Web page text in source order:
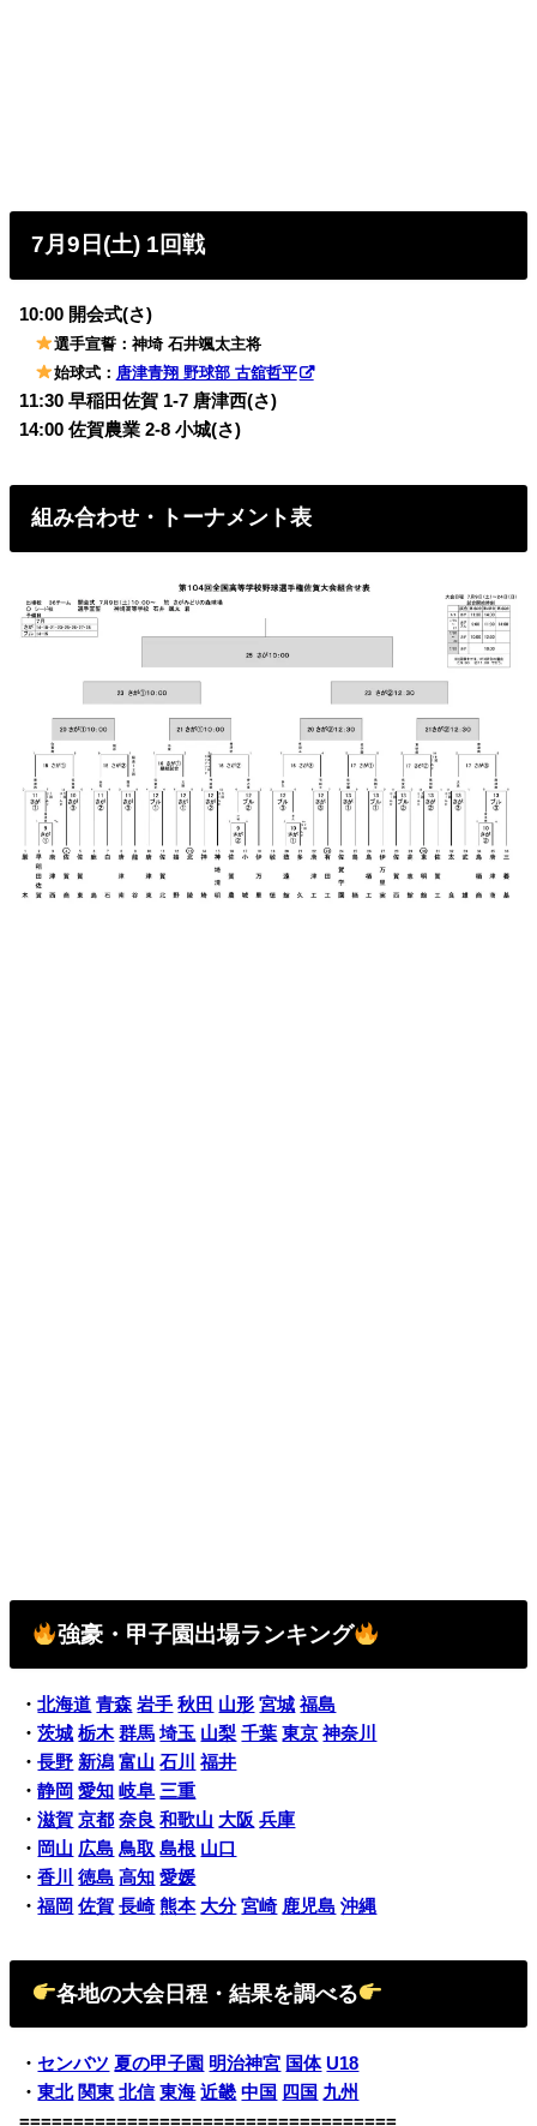
7月9日(土) 1回戦
10:00 開会式(さ)
選手宣誓：神埼 石井颯太主将
始球式： 唐津青翔 野球部 古舘哲平
11:30 早稲田佐賀 1-7 唐津西(さ)
14:00 佐賀農業 2-8 小城(さ)
組み合わせ・トーナメント表
強豪・甲子園出場ランキング
・北海道 青森 岩手 秋田 山形 宮城 福島
・茨城 栃木 群馬 埼玉 山梨 千葉 東京 神奈川
・長野 新潟 富山 石川
福井
・静岡 愛知 岐阜 三重
・滋賀 京都 奈良 和歌山 大阪 兵庫
・ 岡山 広島 鳥取 島根 山口
・香川 徳島 高知 愛媛
・福岡 佐賀 長崎 熊本 大分 宮崎 鹿児島 沖縄
各地の大会日程・結果を調べる
・ センバツ 夏の甲子園 明治神宮 国体 U18
・東北 関東 北信 東海 近畿 中国 四国 九州
===================================